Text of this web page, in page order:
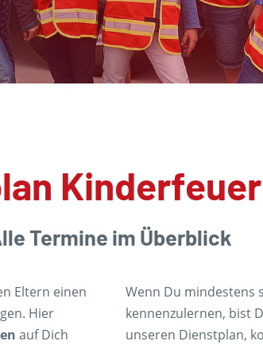
Termine im Überblick
Eltern einen
Hier
auf Dich
Wenn Du mindestens
kennenzulernen, bist
unseren Dienstplan,